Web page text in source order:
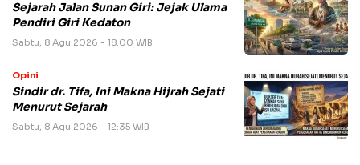
Sejarah Jalan Sunan Giri: Jejak Ulama
Pendiri Giri Kedaton
Sabtu, 8 Agu 2026 - 18:00 WIB
Opini
Sindir dr. Tifa, Ini Makna Hijrah Sejati
Menurut Sejarah
Sabtu, 8 Agu 2026 - 12:35 WIB